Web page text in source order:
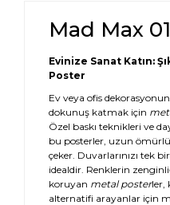
Mad Max
Evinize Sanat Katın:
Poster
Ev veya ofis
dokunuş katmak için
Özel baskı teknikleri ve
bu posterler, uzun
çeker. Duvarlarınızı tek
idealdir. Renklerin
koruyan metal posterler,
alternatifi arayanlar için